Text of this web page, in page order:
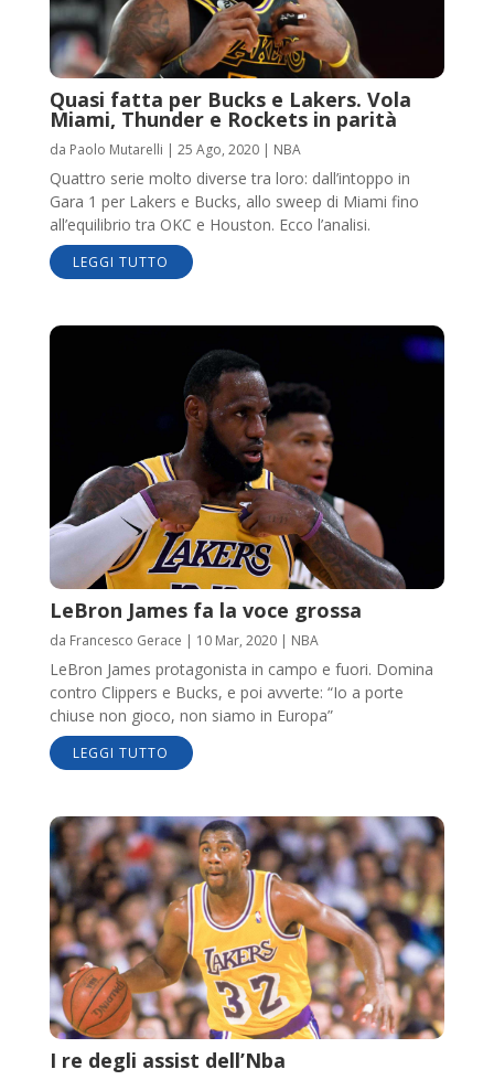
Quasi fatta per Bucks e Lakers. Vola
Miami, Thunder e Rockets in parità
da Paolo Mutarelli 25 Ago, 2020| NBA
Quattro serie molto diverse tra loro: dall’intoppo in
Gara 1 per Lakers e Bucks, allo sweep di Miami fino
all’equilibrio tra OKC e Houston. Ecco l’analisi.
LEGGI TUTTO
LeBron James fa la voce grossa
da Francesco Gerace | 10 Mar, 2020| NBA
LeBron James protagonista in campo e fuori. Domina
contro Clippers e Bucks, e poi avverte: “Io a porte
chiuse non gioco, non siamo in Europa”
LEGGI TUTTO
I re degli assist dell’Nba